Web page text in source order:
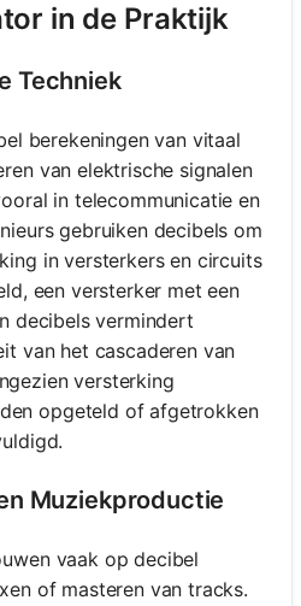
in de Praktijk
Techniek
berekeningen van vitaal
van elektrische signalen
in telecommunicatie en
gebruiken decibels om
in versterkers en circuits
een versterker met een
decibels vermindert
van het cascaderen van
versterking
opgeteld of afgetrokken
Muziekproductie
vaak op decibel
of masteren van tracks.